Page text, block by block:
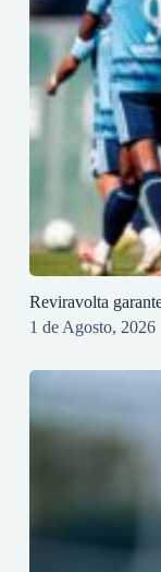
Reviravolta
1 de Agosto, 2026